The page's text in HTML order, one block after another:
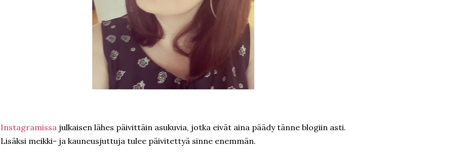
Instagramissa julkaisen lähes päivittäin asukuvia, jotka eivät aina päädy tänne blogiin asti.
Lisäksi meikki- ja kauneusjuttuja tulee päivitettyä sinne enemmän.